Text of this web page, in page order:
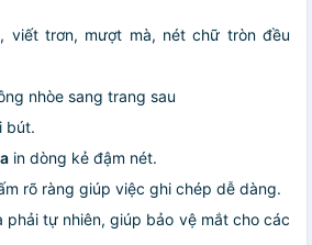
viết trơn, mượt mà, nét chữ tròn đều
nhòe sang trang sau
bút.
in dòng kẻ đậm nét.
rõ ràng giúp việc ghi chép dễ dàng.
tự nhiên, giúp bảo vệ mắt cho các